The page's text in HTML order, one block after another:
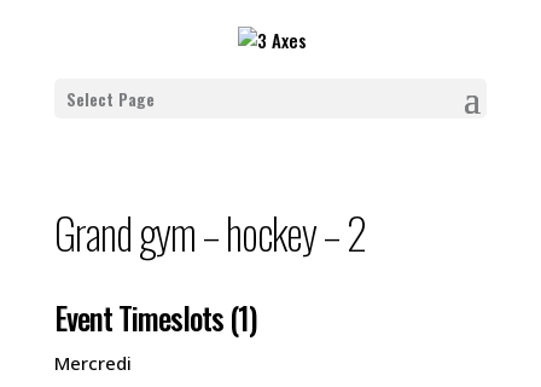
Select Page
Grand gym – hockey – 2
Event Timeslots (1)
Mercredi